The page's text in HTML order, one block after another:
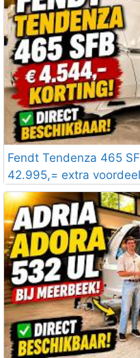
Fendt Tendenza 465
42.995,= extra